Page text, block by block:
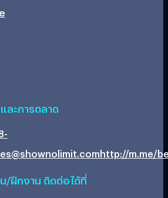
ละการตลาด
http://m.me/
/ฝึกงาน ติดต่อได้ที่